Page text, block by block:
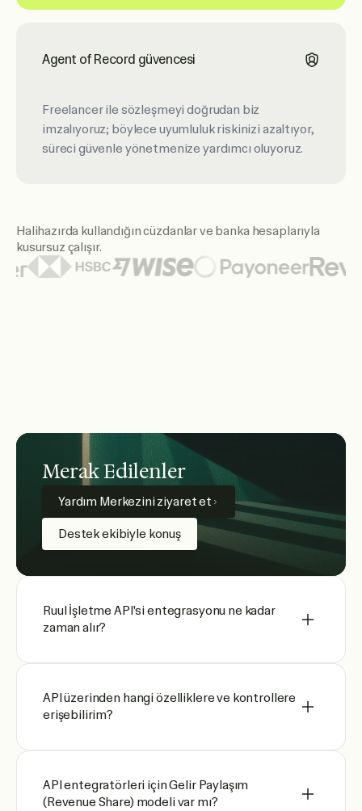
Agent of Record güvencesi
Freelancer ile sözleşmeyi doğrudan biz
imzalıyoruz; böylece uyumluluk riskinizi azaltıyor,
süreci güvenle yönetmenize yardımcı oluyoruz.
Halihazırda kullandığın cüzdanlar ve banka hesaplarıyla
kusursuz çalışır.
Merak Edilenler
Yardım Merkezini ziyaret et
Destek ekibiyle konuş
Ruul İşletme API'si entegrasyonu ne kadar
zaman alır?
API üzerinden hangi özelliklere ve kontrollere
erişebilirim?
API entegratörleri için Gelir Paylaşım
(Revenue Share) modeli var mı?